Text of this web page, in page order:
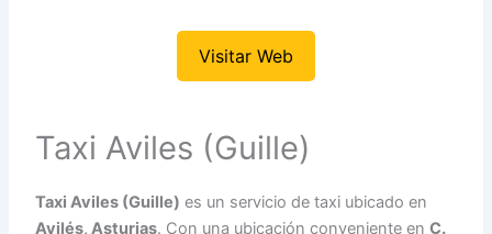
Visitar Web
Taxi Aviles (Guille)
Taxi Aviles (Guille) es un servicio de taxi ubicado en
Avilés, Asturias. Con una ubicación conveniente enC.